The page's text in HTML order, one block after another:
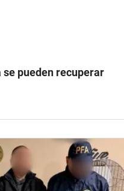
pueden recuperar